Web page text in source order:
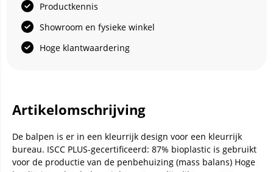
Productkennis
Showroom en fysieke winkel
Hoge klantwaardering
Artikelomschrijving
De balpen is er in een kleurrijk design voor een kleurrijk
bureau. ISCC PLUS-gecertificeerd: 87% bioplastic is gebruikt
voor de productie van de penbehuizing (mass balans) Hoge